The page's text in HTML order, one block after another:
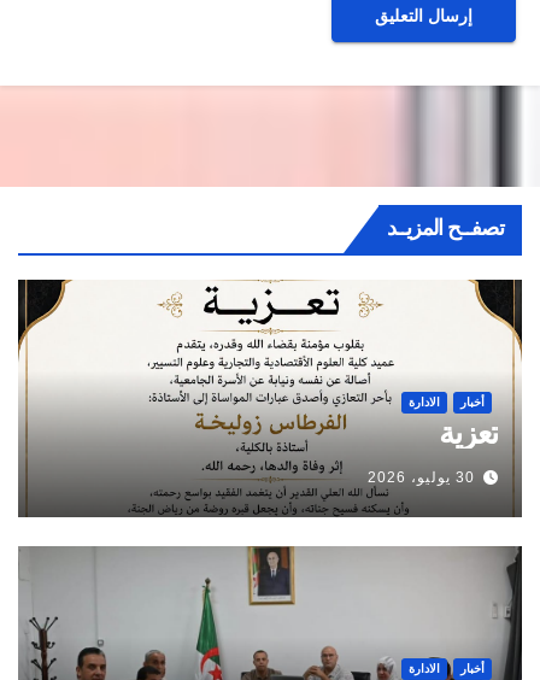
تصفــح المزيــد
أخبار الادارة
تعزية
30 يوليو، 2026
أخبار الادارة